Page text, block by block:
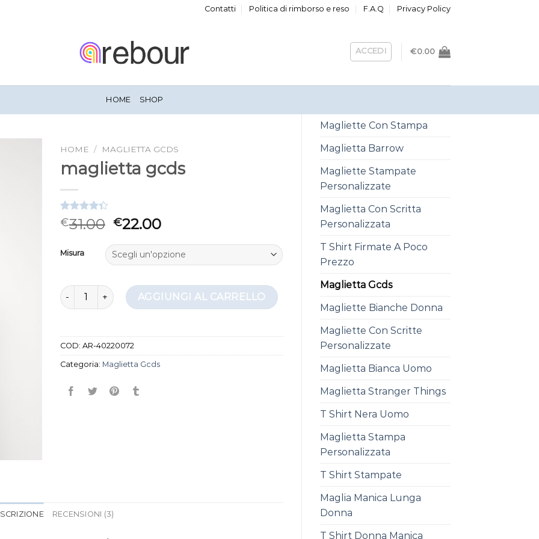
Contatti Politica di rimborso e reso F.A.Q Privacy Policy
ACCEDI €0.00
HOME SHOP
Magliette Con Stampa
Maglietta Barrow
Magliette Stampate
Personalizzate
Maglietta Con Scritta
Personalizzata
T Shirt Firmate A Poco
Prezzo
Maglietta Gcds
Magliette Bianche Donna
Magliette Con Scritte
Personalizzate
Maglietta Bianca Uomo
Maglietta Stranger Things
T Shirt Nera Uomo
Maglietta Stampa
Personalizzata
T Shirt Stampate
Maglia Manica Lunga
Donna
T Shirt Donna Manica
HOME / MAGLIETTA GCDS
maglietta gcds
Valutato
4.33su 5
3
recensioni
€31.00 €22.00
Misura
maglietta gcds quantitàAGGIUNGI AL CARRELLO
COD: AR-40220072
Categoria: Maglietta Gcds
RECENSIONI (3)